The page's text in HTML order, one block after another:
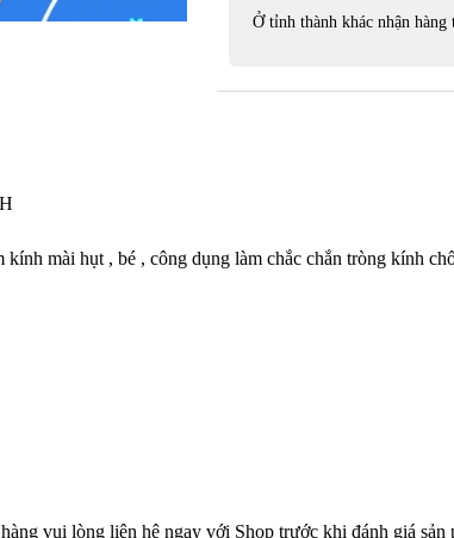
Ở tỉnh thành khác nhận hàng
mài hụt , bé , công dụng làm chắc chắn tròng kính
vui lòng liên hệ ngay với Shop trước khi đánh giá sản